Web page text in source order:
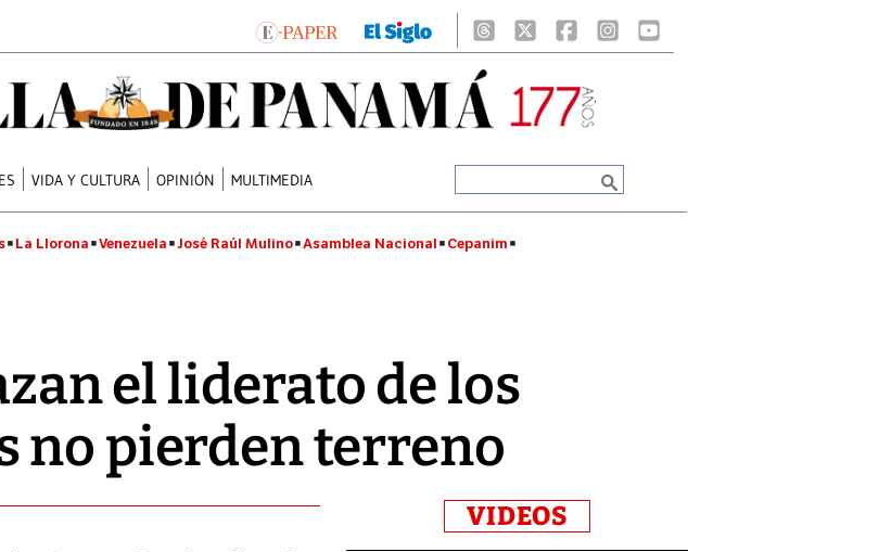
VIDA Y CULTURA OPINIÓN MULTIMEDIA
La Llorona Venezuela José Raúl Mulino Asamblea Nacional Cepanim
el liderato de los
no pierden terreno
VIDEOS